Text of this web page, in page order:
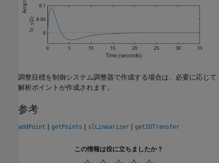
調整目標を制御システム調整器で作成する場合は、必要に応じて
解析ポイントが作成されます。
参考
addPoint | getPoints | slLinearizer | getIOTransfer
この情報は役に立ちましたか？